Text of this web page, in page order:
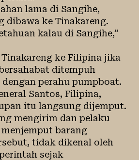
lama di Sangihe,
dibawa ke Tinakareng.
kalau di Sangihe,”
ke Filipina jika
ditempuh
perahu pumpboat.
Santos, Filipina,
itu langsung dijemput.
mengirim dan pelaku
barang
tidak dikenal oleh
sejak